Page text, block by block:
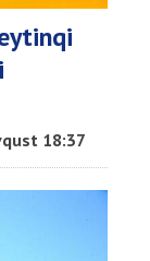
18:37